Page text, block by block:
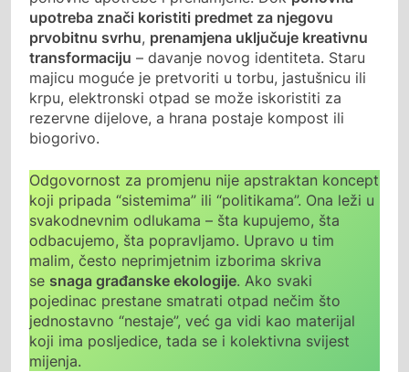
upotreba znači koristiti predmet za njegovu
prvobitnu svrhu, prenamjena uključuje kreativnu
transformaciju – davanje novog identiteta. Staru
majicu moguće je pretvoriti u torbu, jastušnicu ili
krpu, elektronski otpad se može iskoristiti za
rezervne dijelove, a hrana postaje kompost ili
biogorivo.
Odgovornost za promjenu nije apstraktan koncept
koji pripada “sistemima” ili “politikama”. Ona leži u
svakodnevnim odlukama – šta kupujemo, šta
odbacujemo, šta popravljamo. Upravo u tim
malim, često neprimjetnim izborima skriva
se snaga građanske ekologije. Ako svaki
pojedinac prestane smatrati otpad nečim što
jednostavno “nestaje”, već ga vidi kao materijal
koji ima posljedice, tada se i kolektivna svijest
mijenja.